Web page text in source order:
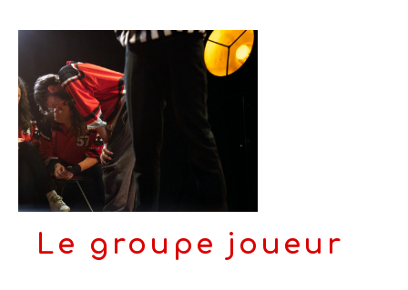
Le groupe joueur